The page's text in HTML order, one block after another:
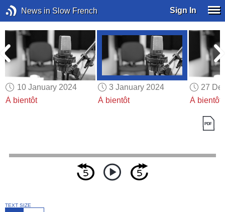
News in Slow French Sign In
10 January 2024
À bientôt
3 January 2024
À bientôt
27
À bientôt
TEXT SIZE